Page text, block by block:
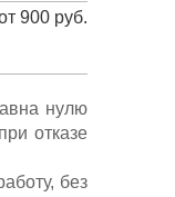
900 руб.
нулю
отказе
без